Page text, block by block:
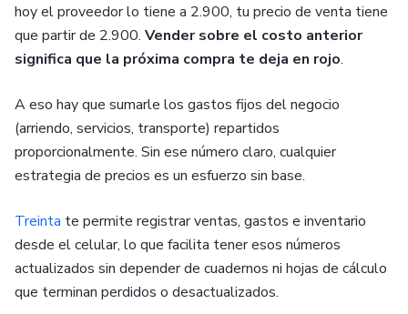
hoy el proveedor lo tiene a 2.900, tu precio de venta tiene
que partir de 2.900. Vender sobre el costo anterior
significa que la próxima compra te deja en rojo.
A eso hay que sumarle los gastos fijos del negocio
(arriendo, servicios, transporte) repartidos
proporcionalmente. Sin ese número claro, cualquier
estrategia de precios es un esfuerzo sin base.
Treinta te permite registrar ventas, gastos e inventario
desde el celular, lo que facilita tener esos números
actualizados sin depender de cuadernos ni hojas de cálculo
que terminan perdidos o desactualizados.